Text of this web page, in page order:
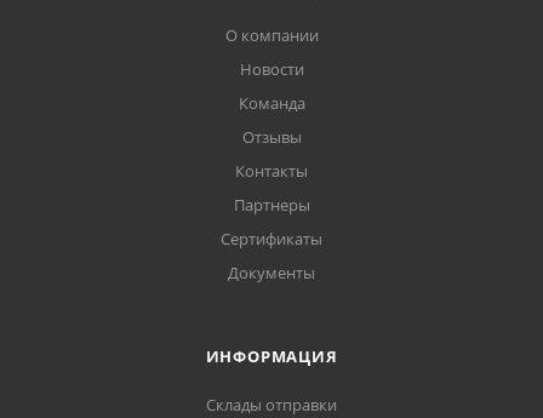
О компании
Новости
Команда
Отзывы
Контакты
Партнеры
Сертификаты
Документы
ИНФОРМАЦИЯ
Склады отправки